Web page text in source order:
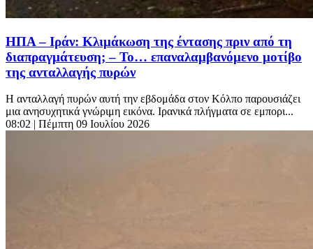
ΗΠΑ – Ιράν: Κλιμάκωση της έντασης πριν από τη
διαπραγμάτευση; – Το… επαναλαμβανόμενο μοτίβο
της ανταλλαγής πυρών
Η ανταλλαγή πυρών αυτή την εβδομάδα στον Κόλπο παρουσιάζει
μια ανησυχητικά γνώριμη εικόνα. Ιρανικά πλήγματα σε εμπορι...
08:02 | Πέμπτη 09 Ιουλίου 2026